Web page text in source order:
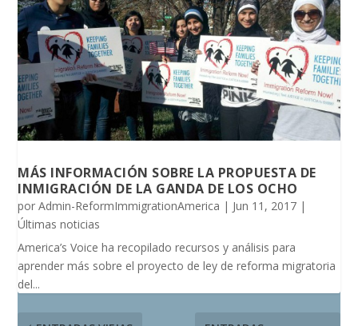
MÁS INFORMACIÓN SOBRE LA PROPUESTA DE
INMIGRACIÓN DE LA GANDA DE LOS OCHO
porAdmin-ReformImmigrationAmerica | Jun 11, 2017 |
Últimas noticias
America’s Voice ha recopilado recursos y análisis para
aprender más sobre el proyecto de ley de reforma migratoria
del...